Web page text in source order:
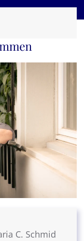
C. Schmid